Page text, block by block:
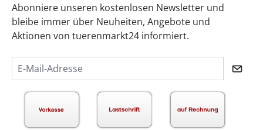
Abonniere unseren kostenlosen Newsletter und
bleibe immer über Neuheiten, Angebote und
Aktionen von tuerenmarkt24 informiert.